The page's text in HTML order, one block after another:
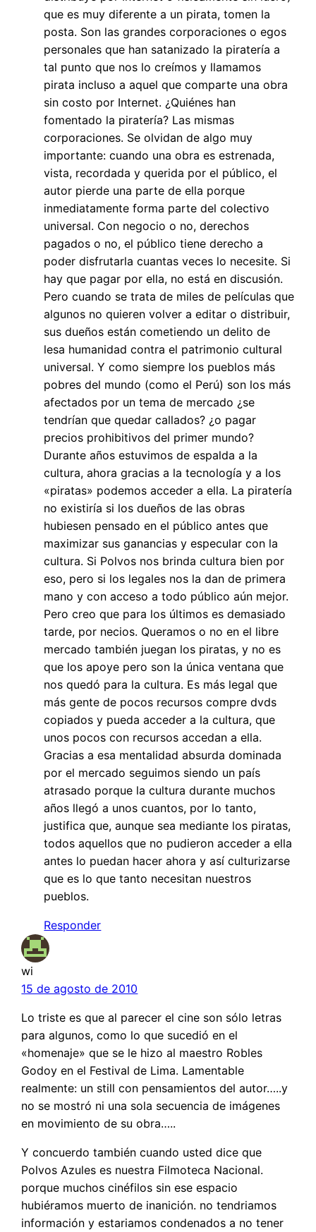
que es muy diferente a un pirata, tomen la
posta. Son las grandes corporaciones o egos
personales que han satanizado la piratería a
tal punto que nos lo creímos y llamamos
pirata incluso a aquel que comparte una obra
sin costo por Internet. ¿Quiénes han
fomentado la piratería? Las mismas
corporaciones. Se olvidan de algo muy
importante: cuando una obra es estrenada,
vista, recordada y querida por el público, el
autor pierde una parte de ella porque
inmediatamente forma parte del colectivo
universal. Con negocio o no, derechos
pagados o no, el público tiene derecho a
poder disfrutarla cuantas veces lo necesite. Si
hay que pagar por ella, no está en discusión.
Pero cuando se trata de miles de películas que
algunos no quieren volver a editar o distribuir,
sus dueños están cometiendo un delito de
lesa humanidad contra el patrimonio cultural
universal. Y como siempre los pueblos más
pobres del mundo (como el Perú) son los más
afectados por un tema de mercado ¿se
tendrían que quedar callados? ¿o pagar
precios prohibitivos del primer mundo?
Durante años estuvimos de espalda a la
cultura, ahora gracias a la tecnología y a los
«piratas» podemos acceder a ella. La piratería
no existiría si los dueños de las obras
hubiesen pensado en el público antes que
maximizar sus ganancias y especular con la
cultura. Si Polvos nos brinda cultura bien por
eso, pero si los legales nos la dan de primera
mano y con acceso a todo público aún mejor.
Pero creo que para los últimos es demasiado
tarde, por necios. Queramos o no en el libre
mercado también juegan los piratas, y no es
que los apoye pero son la única ventana que
nos quedó para la cultura. Es más legal que
más gente de pocos recursos compre dvds
copiados y pueda acceder a la cultura, que
unos pocos con recursos accedan a ella.
Gracias a esa mentalidad absurda dominada
por el mercado seguimos siendo un país
atrasado porque la cultura durante muchos
años llegó a unos cuantos, por lo tanto,
justifica que, aunque sea mediante los piratas,
todos aquellos que no pudieron acceder a ella
antes lo puedan hacer ahora y así culturizarse
que es lo que tanto necesitan nuestros
pueblos.
Responder
wi
15 de agosto de 2010
Lo triste es que al parecer el cine son sólo letras
para algunos, como lo que sucedió en el
«homenaje» que se le hizo al maestro Robles
Godoy en el Festival de Lima. Lamentable
realmente: un still con pensamientos del autor…..y
no se mostró ni una sola secuencia de imágenes
en movimiento de su obra…..
Y concuerdo también cuando usted dice que
Polvos Azules es nuestra Filmoteca Nacional.
porque muchos cinéfilos sin ese espacio
hubiéramos muerto de inanición. no tendriamos
información y estariamos condenados a no tener